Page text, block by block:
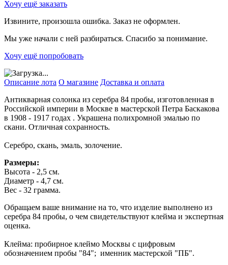
Хочу ещё заказать
Извините, произошла ошибка. Заказ не оформлен.
Мы уже начали с ней разбираться. Спасибо за понимание.
Хочу ещё попробовать
Описание лота О магазине Доставка и оплата
Антикварная солонка из серебра 84 пробы, изготовленная в
Российской империи в Москве в мастерской Петра Баскакова
в 1908 - 1917 годах . Украшена полихромной эмалью по
скани. Отличная сохранность.
Серебро, скань, эмаль, золочение.
Размеры:
Высота - 2,5 см.
Диаметр - 4,7 см.
Вес - 32 грамма.
Обращаем ваше внимание на то, что изделие выполнено из
серебра 84 пробы, о чем свидетельствуют клейма и экспертная
оценка.
Клейма: пробирное клеймо Москвы с цифровым
обозначением пробы "84"; именник мастерской "ПБ".